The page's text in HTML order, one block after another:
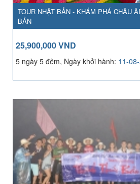
TOUR NHẬT BẢN - KHÁM PHÁ CHÂU
BẢN
25,900,000 VND
5 ngày 5 đêm, Ngày khởi hành: 11-